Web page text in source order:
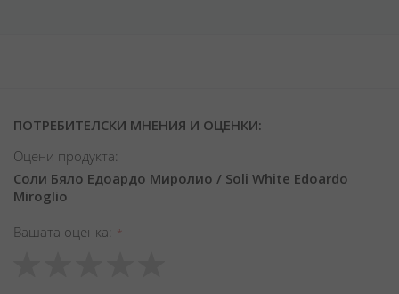
ПОТРЕБИТЕЛСКИ МНЕНИЯ И ОЦЕНКИ:
Оцени продукта:
Соли Бяло Едоардо Миролио / Soli White Edoardo
Miroglio
Вашата оценка